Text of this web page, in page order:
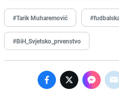
#Tarik Muharemović
#BiH_Svjetsko_prvenstvo